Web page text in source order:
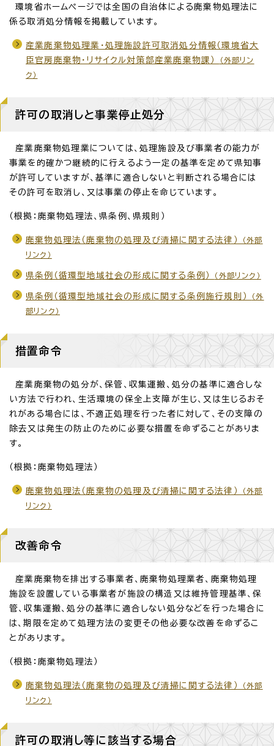
環境省ホームページでは全国の自治体による廃棄物処理法に
係る取消処分情報を掲載しています。
産業廃棄物処理業・処理施設許可取消処分情報（環境省大
臣官房廃棄物・リサイクル対策部産業廃棄物課）
（外部リン
ク）
許可の取消しと事業停止処分
産業廃棄物処理業については、処理施設及び事業者の能力が
事業を的確かつ継続的に行えるよう一定の基準を定めて県知事
が許可していますが、基準に適合しないと判断される場合には
その許可を取消し、又は事業の停止を命じています。
（根拠：廃棄物処理法、県条例、県規則）
廃棄物処理法（廃棄物の処理及び清掃に関する法律）
（外部
リンク）
県条例（循環型地域社会の形成に関する条例） （外部リンク）
県条例（循環型地域社会の形成に関する条例施行規則）
（外
部リンク）
措置命令
産業廃棄物の処分が、保管、収集運搬、処分の基準に適合しな
い方法で行われ、生活環境の保全上支障が生じ、又は生じるおそ
れがある場合には、不適正処理を行った者に対して、その支障の
除去又は発生の防止のために必要な措置を命ずることがありま
す。
（根拠：廃棄物処理法）
廃棄物処理法（廃棄物の処理及び清掃に関する法律）
（外部
リンク）
改善命令
産業廃棄物を排出する事業者、廃棄物処理業者、廃棄物処理
施設を設置している事業者が施設の構造又は維持管理基準、保
管、収集運搬、処分の基準に適合しない処分などを行った場合に
は、期限を定めて処理方法の変更その他必要な改善を命ずるこ
とがあります。
（根拠：廃棄物処理法）
廃棄物処理法（廃棄物の処理及び清掃に関する法律）
（外部
リンク）
許可の取消し等に該当する場合